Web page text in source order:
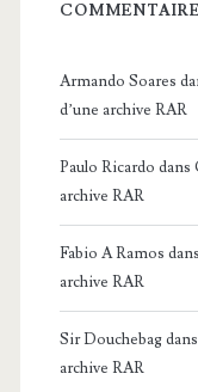
Armando Soares
d’une archive RAR
Paulo Ricardo dans
archive RAR
Fabio A Ramos dans
archive RAR
Sir Douchebagdans
archive RAR